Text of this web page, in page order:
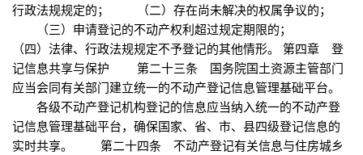
行政法规规定的； （二）存在尚未解决的权属争议的；
（三）申请登记的不动产权利超过规定期限的；
（四）法律、行政法规规定不予登记的其他情形。 第四章 登
记信息共享与保护 第二十三条 国务院国土资源主管部门
应当会同有关部门建立统一的不动产登记信息管理基础平台。
各级不动产登记机构登记的信息应当纳入统一的不动产登
记信息管理基础平台，确保国家、省、市、县四级登记信息的
实时共享。 第二十四条 不动产登记有关信息与住房城乡